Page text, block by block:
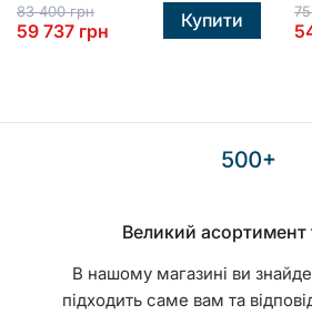
83 400грн
59 737 грн Купити
Великий асортимент
В нашому магазині ви
підходить саме вам та